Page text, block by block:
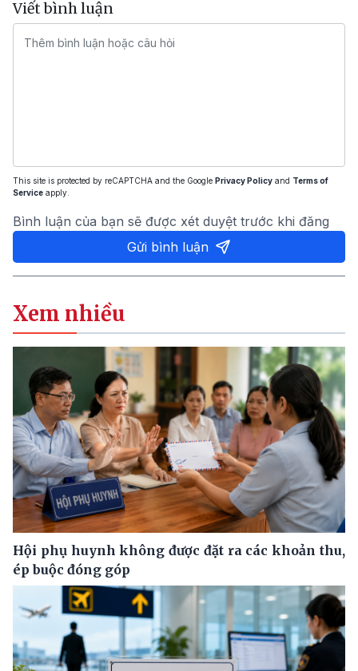
Viết bình luận
This site is protected by reCAPTCHA and the Google Privacy Policy and Terms of
Service apply.
Bình luận của bạn sẽ được xét duyệt trước khi đăng
Gửi bình luận
Xem nhiều
Hội phụ huynh không được đặt ra các khoản thu,
ép buộc đóng góp